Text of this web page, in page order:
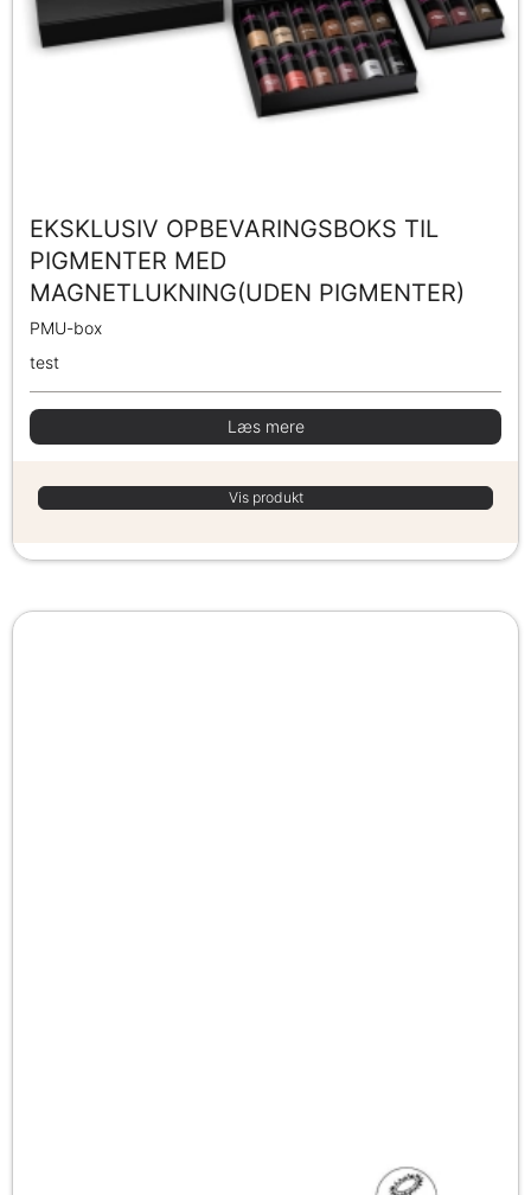
EKSKLUSIV OPBEVARINGSBOKS TIL
PIGMENTER MED
MAGNETLUKNING(UDEN PIGMENTER)
PMU-box
test
Læs mere
Vis produkt